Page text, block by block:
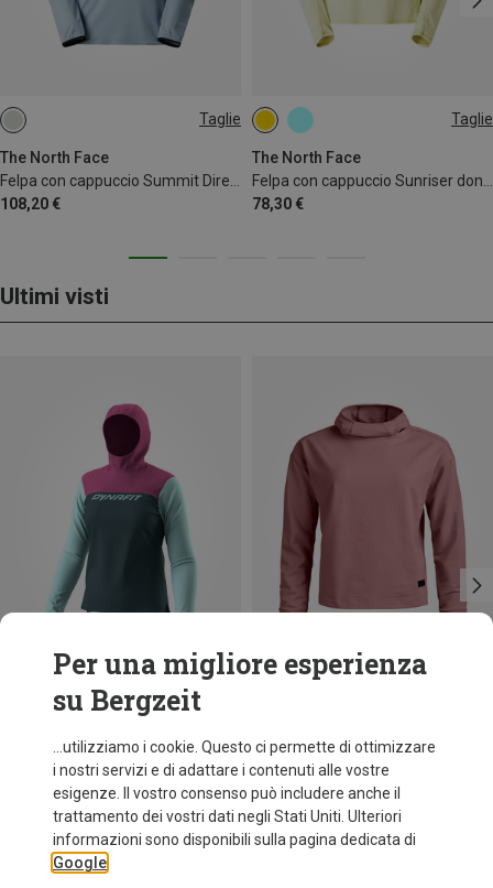
Taglie
The North Face
108,20 €
M Taglie
The North Face
78,30 €
L
Ultimi visti
Taglie
Felpa con cappuccio Traverse Sun donna
M L XL
Ortovox
Felpa con cappuccio Affinity donna
118,50 €
Per una migliore esperienza
su Bergzeit
...utilizziamo i cookie. Questo ci permette di ottimizzare
i nostri servizi e di adattare i contenuti alle vostre
esigenze. Il vostro consenso può includere anche il
trattamento dei vostri dati negli Stati Uniti. Ulteriori
informazioni sono disponibili sulla pagina dedicata di
Google